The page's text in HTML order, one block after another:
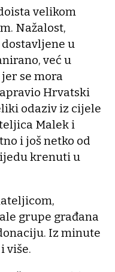
velikom
Nažalost,
u
već u
se mora
Hrvatski
odaziv iz cijele
Malek i
i još netko od
krenuti u
grupe građana
Iz minute
više.